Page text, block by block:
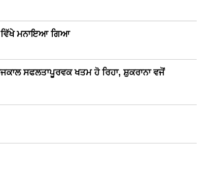
ਵਿੱਖੇ ਮਨਾਇਆ ਗਿਆ
ਸਫਲਤਾਪੂਰਵਕ ਖਤਮ ਹੋ ਰਿਹਾ, ਸ਼ੁਕਰਾਨਾ ਵਜੋਂ